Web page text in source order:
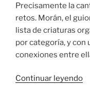
Precisamente la
retos. Morán, el
lista de criaturas
por categoría, y con
conexiones entre
Continuar leyendo